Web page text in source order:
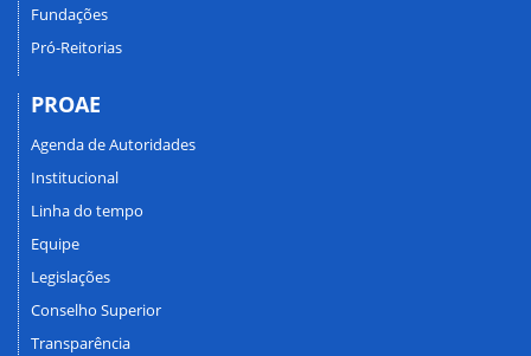
Fundações
Pró-Reitorias
PROAE
Agenda de Autoridades
Institucional
Linha do tempo
Equipe
Legislações
Conselho Superior
Transparência